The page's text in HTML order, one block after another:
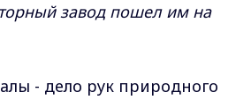
завод пошел им на
- дело рук природного